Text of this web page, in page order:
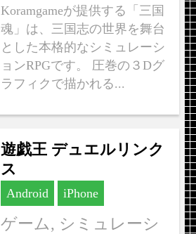
Koramgameが提供する「三国
魂」は、三国志の世界を舞台
とした本格的なシミュレーシ
ョンRPGです。 圧巻の３Dグ
ラフィクで描かれる...
遊戯王 デュエルリンク
ス
Android iPhone
ゲーム, シミュレーシ